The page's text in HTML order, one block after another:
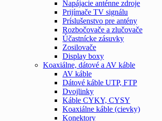
Napájacie anténne zdroje
Prijímače TV signálu
Príslušenstvo pre antény
Rozbočovače a zlučovače
Účastnícke zásuvky
Zosilovače
Display boxy
Koaxiálne, dátové a AV káble
AV káble
Dátové káble UTP, FTP
Dvojlinky
Káble CYKY, CYSY
Koaxiálne káble (cievky)
Konektory